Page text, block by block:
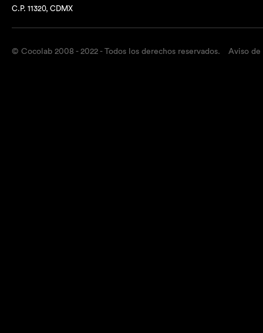
C.P. 11320, CDMX
© Cocolab 2008 - 2022 - Todos los derechos reservados. Aviso de